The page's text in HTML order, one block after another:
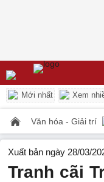
Mới nhất Xem
Văn hóa - Giải trí
Xuất bản ngày 28/03/
Tranh cãi